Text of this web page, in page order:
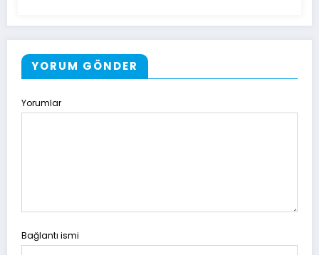
YORUM GÖNDER
Yorumlar
Bağlantı ismi